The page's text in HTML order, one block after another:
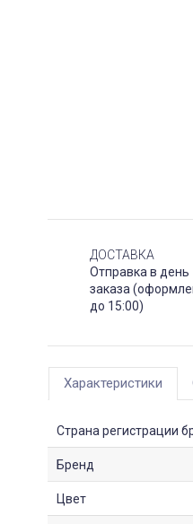
ДОСТАВКА
Отправка в день
заказа
до 15:00)
Характеристики
Страна регистрации
Бренд
Цвет